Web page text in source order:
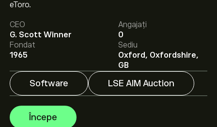
eToro.
CEO
G. Scott Winner
Angajați
0
Fondat
1965
Sediu
Oxford, Oxfordshire,
GB
Software LSE AIM Auction
Începe
Prețul țintă mediu pentru acțiunile Ingenta Plc este
68.00‎p‎.Creează-ți un cont
pe eToro pentru previziunile
analiștilor și ținte de preț.
Analiștii oferă previziuni pentru acțiunile Ingenta Plc
bazate pe tendințele pieței, rapoarte financiare și
creșterea estimată. Verifică cele mai recente previziuni